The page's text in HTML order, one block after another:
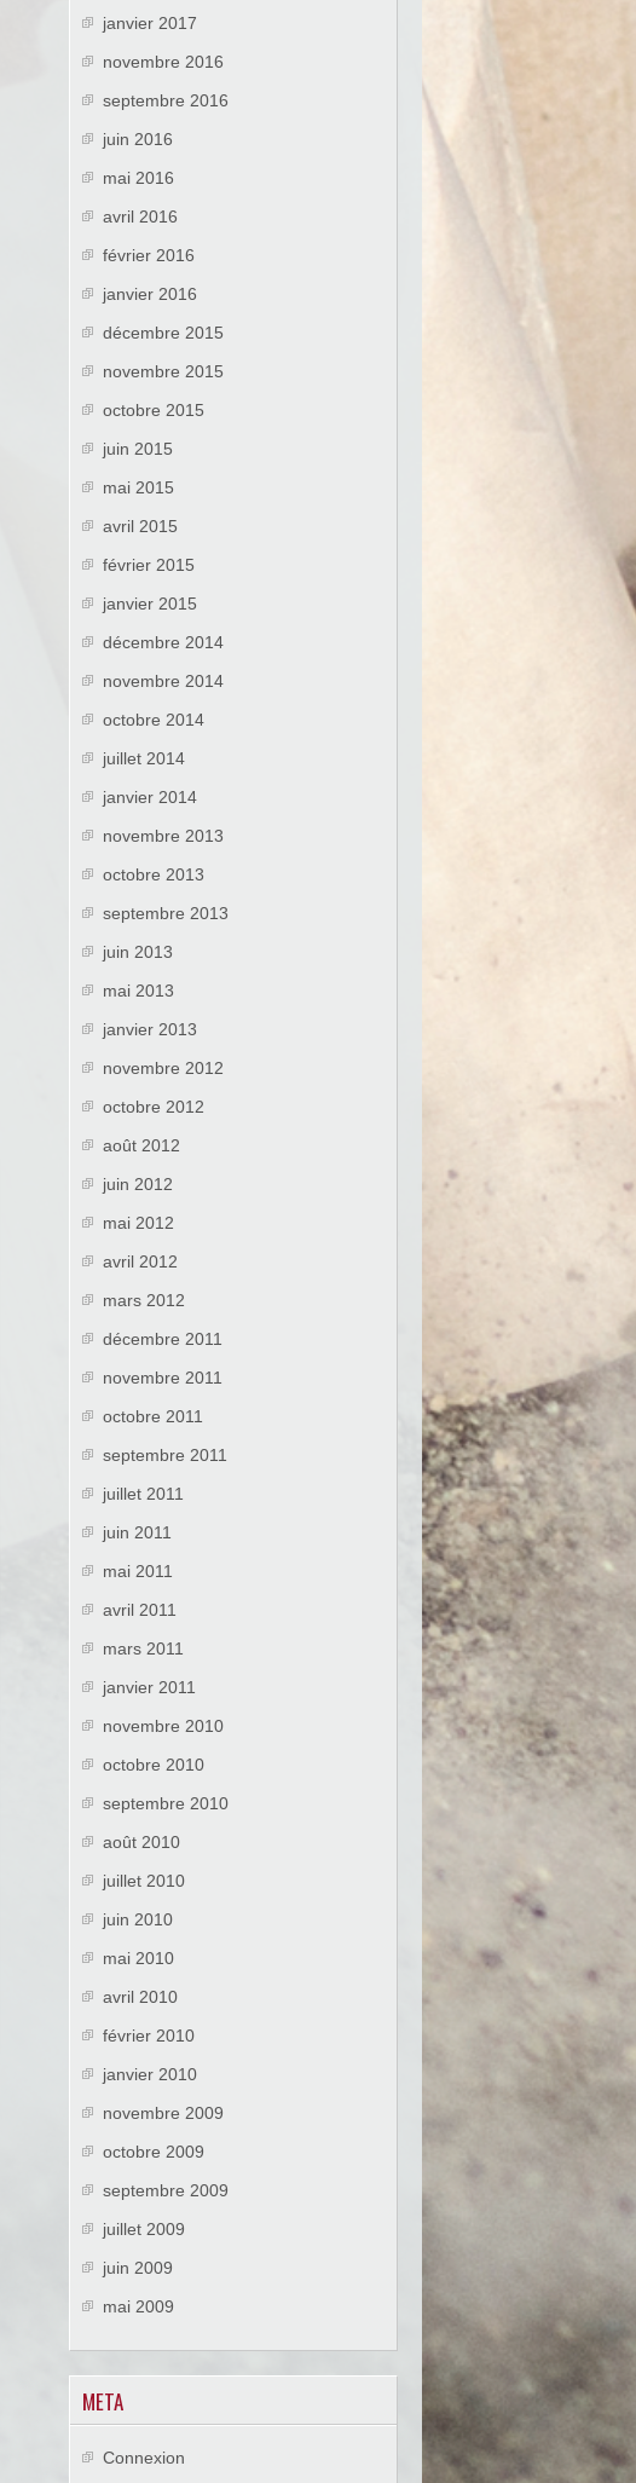
janvier 2017
novembre 2016
septembre 2016
juin 2016
mai 2016
avril 2016
février 2016
janvier 2016
décembre 2015
novembre 2015
octobre 2015
juin 2015
mai 2015
avril 2015
février 2015
janvier 2015
décembre 2014
novembre 2014
octobre 2014
juillet 2014
janvier 2014
novembre 2013
octobre 2013
septembre 2013
juin 2013
mai 2013
janvier 2013
novembre 2012
octobre 2012
août 2012
juin 2012
mai 2012
avril 2012
mars 2012
décembre 2011
novembre 2011
octobre 2011
septembre 2011
juillet 2011
juin 2011
mai 2011
avril 2011
mars 2011
janvier 2011
novembre 2010
octobre 2010
septembre 2010
août 2010
juillet 2010
juin 2010
mai 2010
avril 2010
février 2010
janvier 2010
novembre 2009
octobre 2009
septembre 2009
juillet 2009
juin 2009
mai 2009
META
Connexion